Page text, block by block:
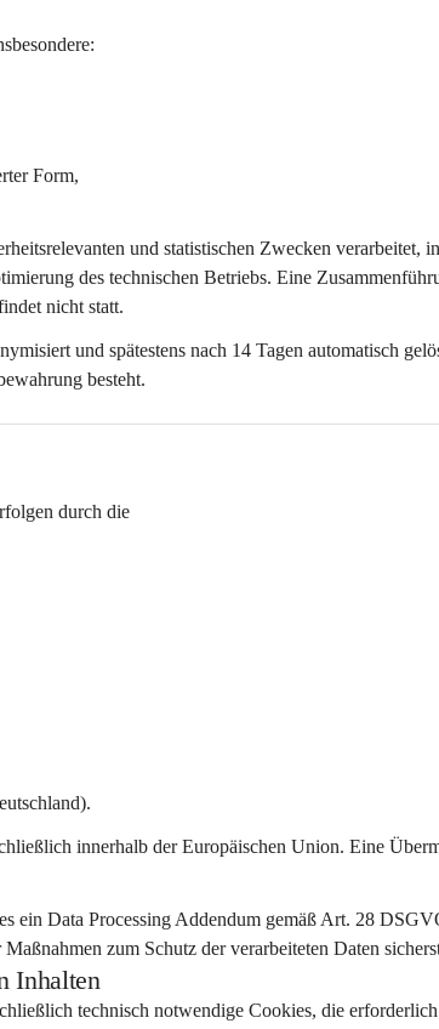
Form,
und statistischen Zwecken verarbeitet,
des technischen Betriebs. Eine
nicht statt.
und spätestens nach 14 Tagen automatisch
besteht.
durch die
.
innerhalb der Europäischen Union. Eine
ein Data Processing Addendum gemäß Art. 28
zum Schutz der verarbeiteten Daten
Inhalten
technisch notwendige Cookies, die